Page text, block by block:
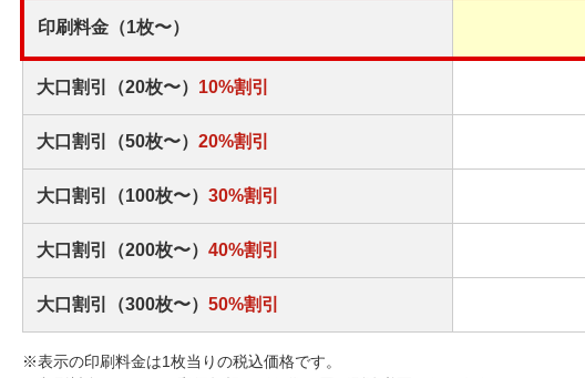
印刷料金（1枚〜）
大口割引（20枚〜） 10%割引
大口割引（50枚〜） 20%割引
大口割引（100枚〜） 30%割引
大口割引（200枚〜） 40%割引
大口割引（300枚〜） 50%割引
※表示の印刷料金は1枚当りの税込価格です。